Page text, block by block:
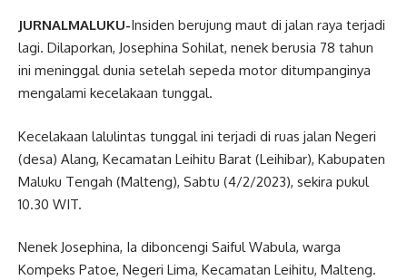
JURNALMALUKU-Insiden berujung maut di jalan raya terjadi
lagi. Dilaporkan, Josephina Sohilat, nenek berusia 78 tahun
ini meninggal dunia setelah sepeda motor ditumpanginya
mengalami kecelakaan tunggal.
Kecelakaan lalulintas tunggal ini terjadi di ruas jalan Negeri
(desa) Alang, Kecamatan Leihitu Barat (Leihibar), Kabupaten
Maluku Tengah (Malteng), Sabtu (4/2/2023), sekira pukul
10.30 WIT.
Nenek Josephina, Ia diboncengi Saiful Wabula, warga
Kompeks Patoe, Negeri Lima, Kecamatan Leihitu, Malteng.